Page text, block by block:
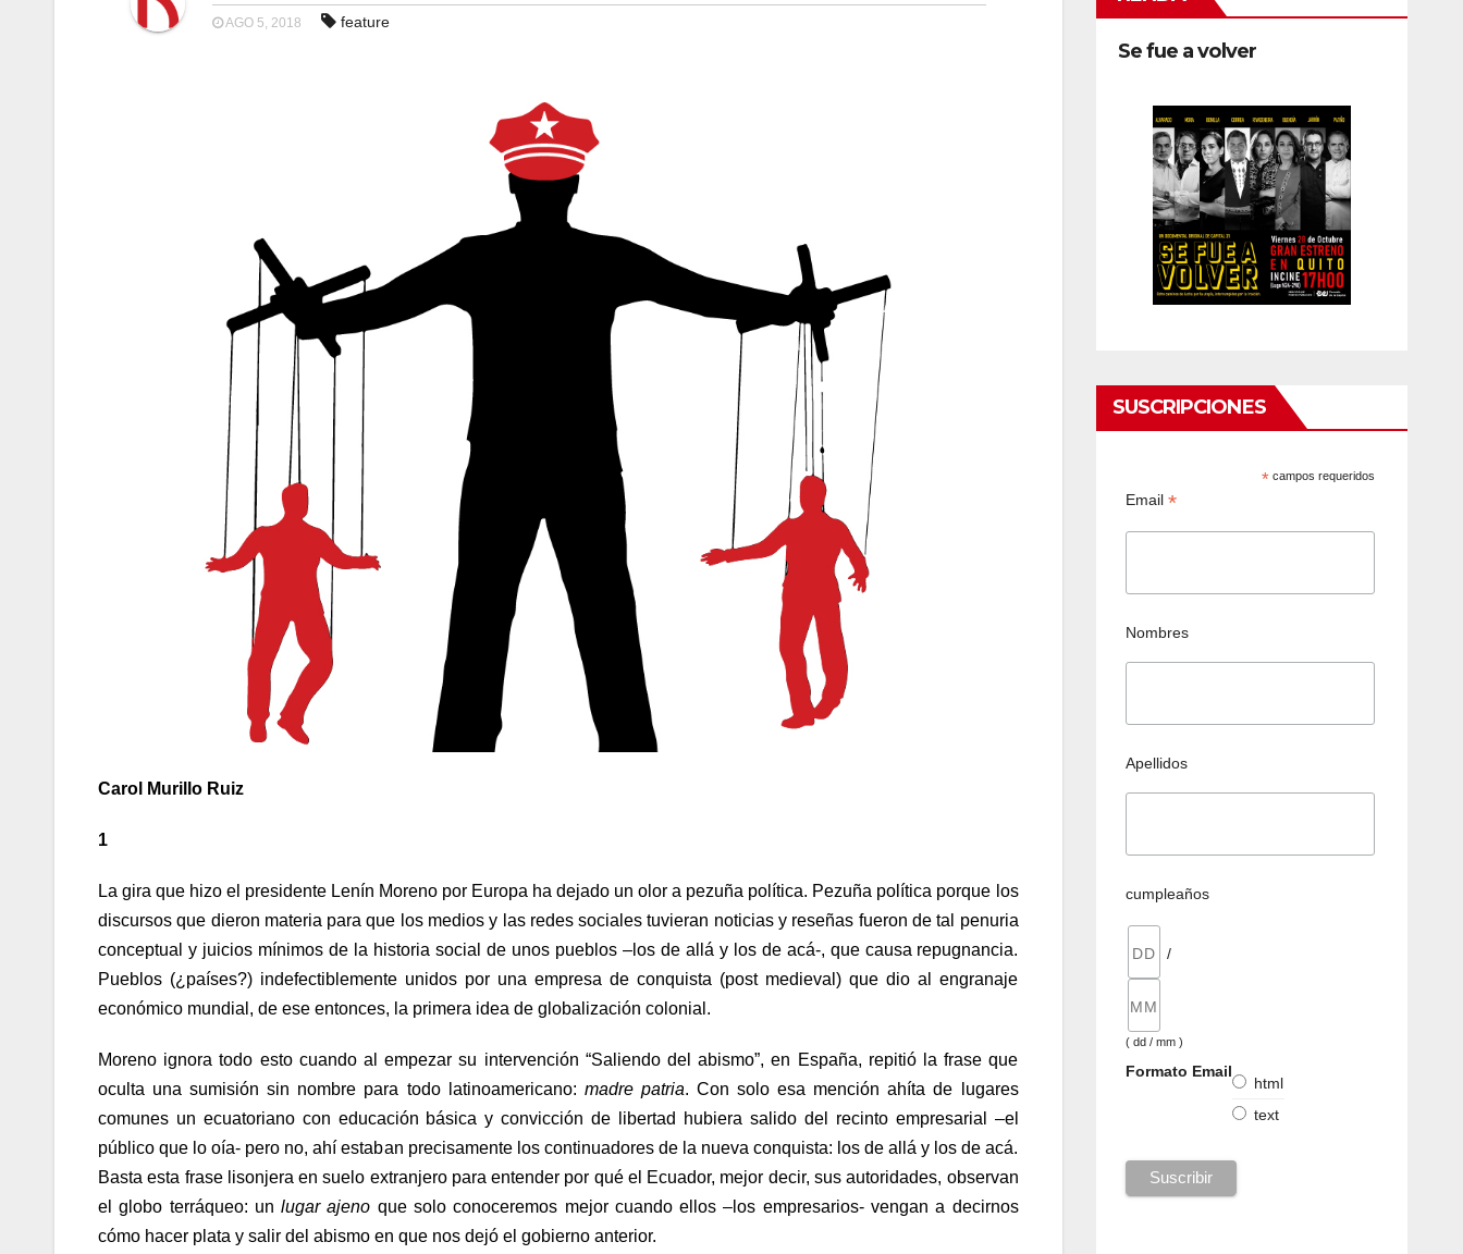
AGO 5, 2018 feature
Carol Murillo Ruiz
1
La gira que hizo el presidente Lenín Moreno por Europa ha dejado un olor a pezuña política. Pezuña política porque los
discursos que dieron materia para que los medios y las redes sociales tuvieran noticias y reseñas fueron de tal penuria
conceptual y juicios mínimos de la historia social de unos pueblos –los de allá y los de acá-, que causa repugnancia.
Pueblos (¿países?) indefectiblemente unidos por una empresa de conquista (post medieval) que dio al engranaje
económico mundial, de ese entonces, la primera idea de globalización colonial.
Moreno ignora todo esto cuando al empezar su intervención “Saliendo del abismo”, en España, repitió la frase que
oculta una sumisión sin nombre para todo latinoamericano: madre patria. Con solo esa mención ahíta de lugares
comunes un ecuatoriano con educación básica y convicción de libertad hubiera salido del recinto empresarial –el
público que lo oía- pero no, ahí estaban precisamente los continuadores de la nueva conquista: los de allá y los de acá.
Basta esta frase lisonjera en suelo extranjero para entender por qué el Ecuador, mejor decir, sus autoridades, observan
el globo terráqueo: unlugar ajeno que solo conoceremos mejor cuando ellos –los empresarios- vengan a decirnos
cómo hacer plata y salir del abismo en que nos dejó el gobierno anterior.
Se fue a volver
SUSCRIPCIONES
* campos requeridos
Email *
Nombres
Apellidos
cumpleaños
/
( dd / mm )
Formato Email
html
text